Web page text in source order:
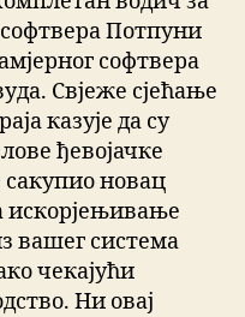
Потпуни
софтвера
Свјеже сјећање
казује да су
ђевојачке
сакупио новац
искорјењивање
вашег система
чекајући
Ни овај